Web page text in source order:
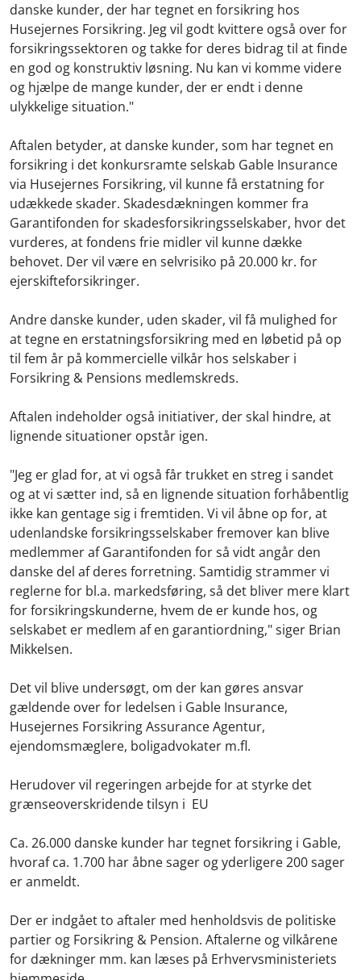
danske kunder, der har tegnet en forsikring hos
Husejernes Forsikring. Jeg vil godt kvittere også over for
forsikringssektoren og takke for deres bidrag til at finde
en god og konstruktiv løsning. Nu kan vi komme videre
og hjælpe de mange kunder, der er endt i denne
ulykkelige situation."
Aftalen betyder, at danske kunder, som har tegnet en
forsikring i det konkursramte selskab Gable Insurance
via Husejernes Forsikring, vil kunne få erstatning for
udækkede skader. Skadesdækningen kommer fra
Garantifonden for skadesforsikringsselskaber, hvor det
vurderes, at fondens frie midler vil kunne dække
behovet. Der vil være en selvrisiko på 20.000 kr. for
ejerskifteforsikringer.
Andre danske kunder, uden skader, vil få mulighed for
at tegne en erstatningsforsikring med en løbetid på op
til fem år på kommercielle vilkår hos selskaber i
Forsikring & Pensions medlemskreds.
Aftalen indeholder også initiativer, der skal hindre, at
lignende situationer opstår igen.
"Jeg er glad for, at vi også får trukket en streg i sandet
og at vi sætter ind, så en lignende situation forhåbentlig
ikke kan gentage sig i fremtiden. Vi vil åbne op for, at
udenlandske forsikringsselskaber fremover kan blive
medlemmer af Garantifonden for så vidt angår den
danske del af deres forretning. Samtidig strammer vi
reglerne for bl.a. markedsføring, så det bliver mere klart
for forsikringskunderne, hvem de er kunde hos, og
selskabet er medlem af en garantiordning," siger Brian
Mikkelsen.
Det vil blive undersøgt, om der kan gøres ansvar
gældende over for ledelsen i Gable Insurance,
Husejernes Forsikring Assurance Agentur,
ejendomsmæglere, boligadvokater m.fl.
Herudover vil regeringen arbejde for at styrke det
grænseoverskridende tilsyn i EU
Ca. 26.000 danske kunder har tegnet forsikring i Gable,
hvoraf ca. 1.700 har åbne sager og yderligere 200 sager
er anmeldt.
Der er indgået to aftaler med henholdsvis de politiske
partier og Forsikring & Pension. Aftalerne og vilkårene
for dækninger mm. kan læses på Erhvervsministeriets